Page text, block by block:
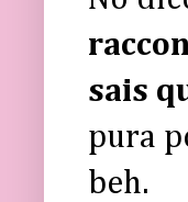
sais
pura
beh.